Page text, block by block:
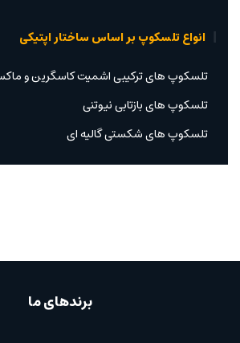
انواع تلسکوپ بر اساس ساختار اپتیکی
تلسکوپ های ترکیبی اشمیت کاسگرین و
تلسکوپ های بازتابی نیوتنی
تلسکوپ های شکستی گالیه ای
برندهای ما